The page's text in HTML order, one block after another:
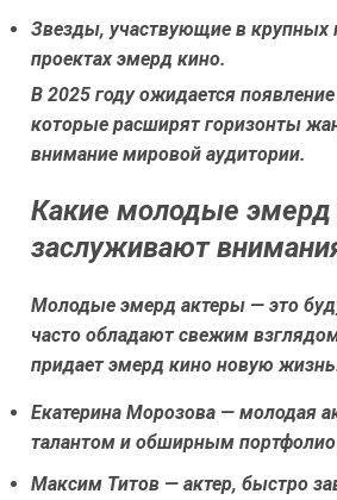
Звезды, участвующие в
проектах эмерд кино.
В 2025 году ожидается
которые расширят горизонты
внимание мировой аудитории.
Какие молодые эмерд
заслуживают
Молодые эмерд актеры — это
часто обладают свежим
придает эмерд кино новую
Екатерина Морозова — молодая
талантом и обширным
Максим Титов — актер, быстро